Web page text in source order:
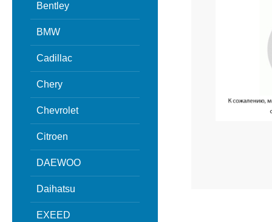
Bentley
BMW
Cadillac
Chery
Chevrolet
Citroen
DAEWOO
Daihatsu
EXEED